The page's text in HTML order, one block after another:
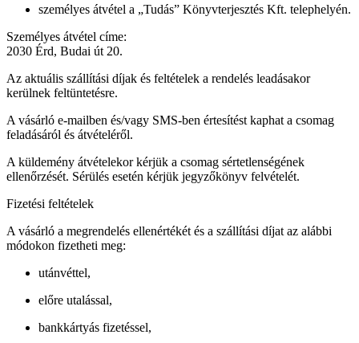
személyes átvétel a „Tudás” Könyvterjesztés Kft. telephelyén.
Személyes átvétel címe:
2030 Érd, Budai út 20.
Az aktuális szállítási díjak és feltételek a rendelés leadásakor
kerülnek feltüntetésre.
A vásárló e-mailben és/vagy SMS-ben értesítést kaphat a csomag
feladásáról és átvételéről.
A küldemény átvételekor kérjük a csomag sértetlenségének
ellenőrzését. Sérülés esetén kérjük jegyzőkönyv felvételét.
Fizetési feltételek
A vásárló a megrendelés ellenértékét és a szállítási díjat az alábbi
módokon fizetheti meg:
utánvéttel,
előre utalással,
bankkártyás fizetéssel,